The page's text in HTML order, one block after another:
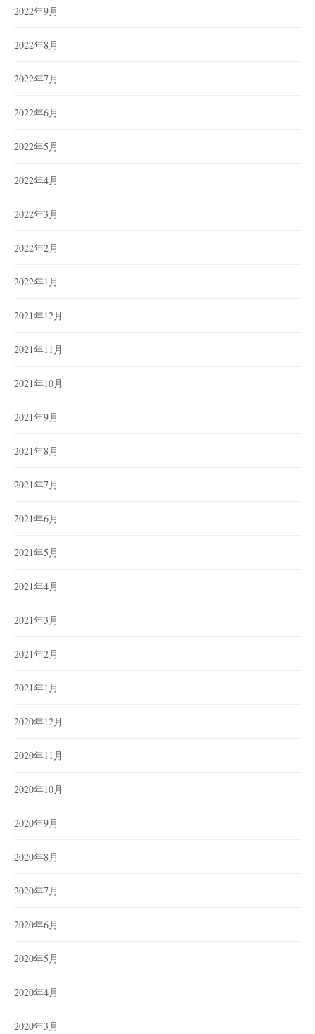
2022年9月
2022年8月
2022年7月
2022年6月
2022年5月
2022年4月
2022年3月
2022年2月
2022年1月
2021年12月
2021年11月
2021年10月
2021年9月
2021年8月
2021年7月
2021年6月
2021年5月
2021年4月
2021年3月
2021年2月
2021年1月
2020年12月
2020年11月
2020年10月
2020年9月
2020年8月
2020年7月
2020年6月
2020年5月
2020年4月
2020年3月